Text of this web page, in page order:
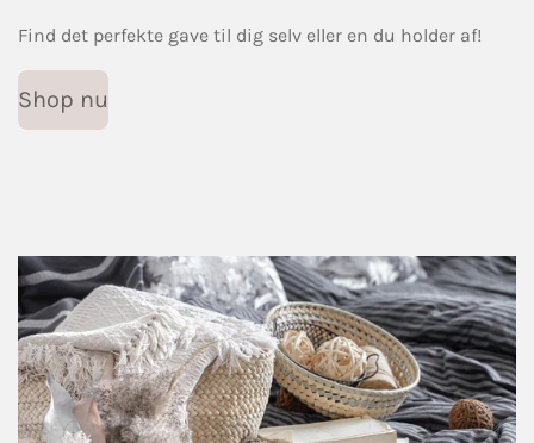
Find det perfekte gave til dig selv eller en du holder af!
Shop nu